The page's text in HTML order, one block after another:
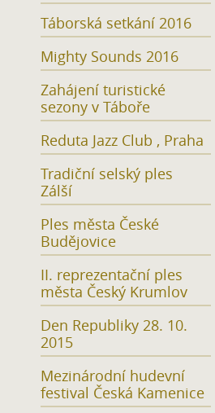
Táborská setkání 2016
Mighty Sounds 2016
Zahájení turistické
sezony v Táboře
Reduta Jazz Club , Praha
Tradiční selský ples
Zálší
Ples města České
Budějovice
II. reprezentační ples
města Český Krumlov
Den Republiky 28. 10.
2015
Mezinárodní hudevní
festival Česká Kamenice